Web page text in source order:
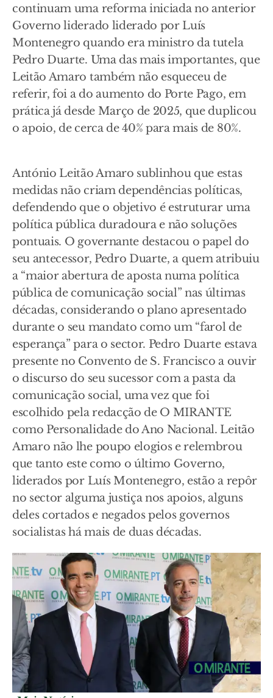
continuam uma reforma iniciada no anterior
Governo liderado liderado por Luís
Montenegro quando era ministro da tutela
Pedro Duarte. Uma das mais importantes, que
Leitão Amaro também não esqueceu de
referir, foi a do aumento do Porte Pago, em
prática já desde Março de 2025, que duplicou
o apoio, de cerca de 40% para mais de 80%.
António Leitão Amaro sublinhou que estas
medidas não criam dependências políticas,
defendendo que o objetivo é estruturar uma
política pública duradoura e não soluções
pontuais. O governante destacou o papel do
seu antecessor, Pedro Duarte, a quem atribuiu
a “maior abertura de aposta numa política
pública de comunicação social” nas últimas
décadas, considerando o plano apresentado
durante o seu mandato como um “farol de
esperança” para o sector. Pedro Duarte estava
presente no Convento de S. Francisco a ouvir
o discurso do seu sucessor com a pasta da
comunicação social, uma vez que foi
escolhido pela redacção de O MIRANTE
como Personalidade do Ano Nacional. Leitão
Amaro não lhe poupo elogios e relembrou
que tanto este como o último Governo,
liderados por Luís Montenegro, estão a repôr
no sector alguma justiça nos apoios, alguns
deles cortados e negados pelos governos
socialistas há mais de duas décadas.